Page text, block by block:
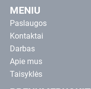
MENIU
Paslaugos
Kontaktai
Darbas
Apie mus
Taisyklės